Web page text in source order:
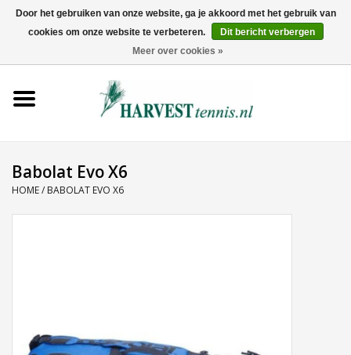
0 Artikelen - €0,00
Tenniskleding
Snaren
Babolat Evo X6
HOME/ BABOLAT EVO X6
Door het gebruiken van onze website, ga je akkoord met het gebruik van
cookies om onze website te verbeteren.
Dit bericht verbergen
Meer over cookies »